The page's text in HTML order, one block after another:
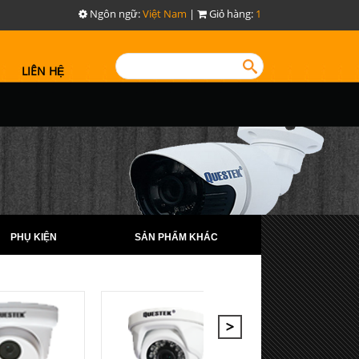
Ngôn ngữ:Việt Nam | Giỏ hàng: 1
LIÊN HỆ
PHỤ KIỆN SẢN PHẨM KHÁC